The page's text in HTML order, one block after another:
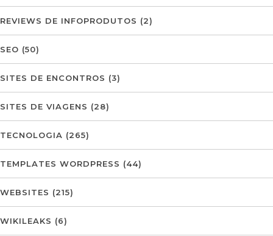
REVIEWS DE INFOPRODUTOS (2)
SEO (50)
SITES DE ENCONTROS (3)
SITES DE VIAGENS (28)
TECNOLOGIA (265)
TEMPLATES WORDPRESS (44)
WEBSITES (215)
WIKILEAKS (6)